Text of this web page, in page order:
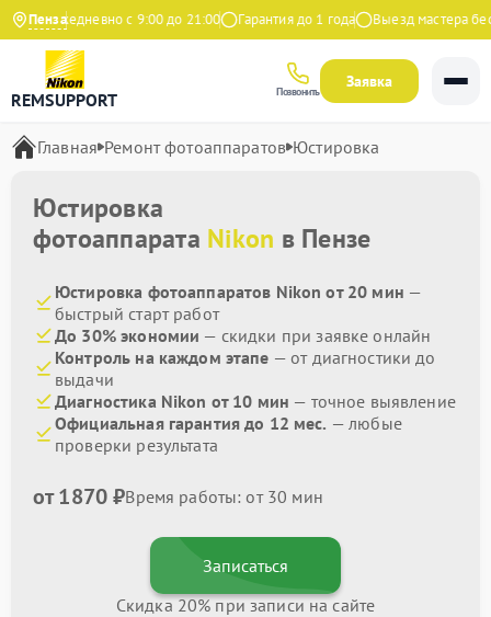
Пенза
Ежедневно с 9:00 до 21:00 Гарантия до 1 года Выезд мастера
REMSUPPORT Позвонить
Заявка
Главная Ремонт фотоаппаратов Юстировка
Юстировка
фотоаппарата Nikon в Пензе
Юстировка фотоаппаратов Nikon от 20 мин —
быстрый старт работ
До 30% экономии — скидки при заявке онлайн
Контроль на каждом этапе — от диагностики до
выдачи
Диагностика Nikon от 10 мин — точное выявление
Официальная гарантия до 12 мес. — любые
проверки результата
от 1870 ₽Время работы: от 30 мин
Записаться
Скидка 20% при записи на сайте